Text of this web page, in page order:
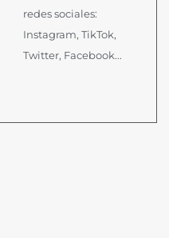
redes sociales:
Instagram, TikTok,
Twitter, Facebook...